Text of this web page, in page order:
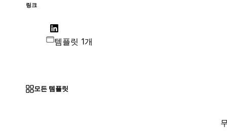
링크
템플릿 1개
모든 템플릿